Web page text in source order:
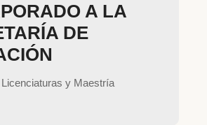
A LA
DE
Licenciaturas y Maestría